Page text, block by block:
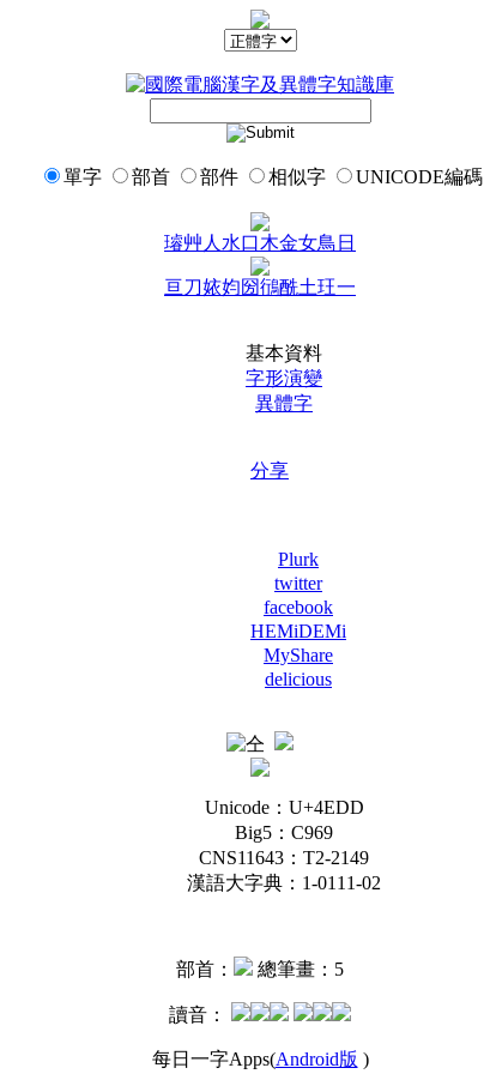
單字 部首 部件 相似字 UNICODE編碼
璿艸 人 水口木金女鳥 日
亘刀㛄㚬圀鴴酰土玨一
基本資料
字形演變
異體字
分享
Plurk
twitter
facebook
HEMiDEMi
MyShare
delicious
Unicode：U+4EDD
Big5：C969
CNS11643：T2-2149
漢語大字典：1-0111-02
部首： 總筆畫：5
讀音：
每日一字Apps(Android版 )